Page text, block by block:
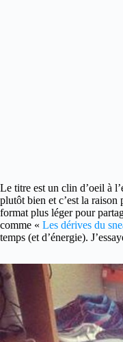
Le titre est un clin d’oeil à
plutôt bien et c’est la raison
format plus léger pour
comme « Les dérives du
temps (et d’énergie).